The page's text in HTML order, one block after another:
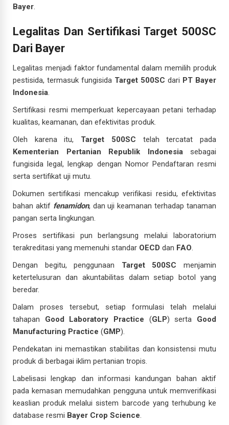
Bayer.
Legalitas Dan Sertifikasi Target 500SC
Dari Bayer
Legalitas menjadi faktor fundamental dalam memilih produk
pestisida, termasuk fungisida Target 500SC dari PT Bayer
Indonesia.
Sertifikasi resmi memperkuat kepercayaan petani terhadap
kualitas, keamanan, dan efektivitas produk.
Oleh karena itu, Target 500SC telah tercatat pada
Kementerian Pertanian Republik Indonesiasebagai
fungisida legal, lengkap dengan Nomor Pendaftaran resmi
serta sertifikat uji mutu.
Dokumen sertifikasi mencakup verifikasi residu, efektivitas
bahan aktif fenamidon, dan uji keamanan terhadap tanaman
pangan serta lingkungan.
Proses sertifikasi pun berlangsung melalui laboratorium
terakreditasi yang memenuhi standar OECD dan FAO.
Dengan begitu, penggunaan Target 500SCmenjamin
ketertelusuran dan akuntabilitas dalam setiap botol yang
beredar.
Dalam proses tersebut, setiap formulasi telah melalui
tahapan Good Laboratory Practice (GLP) serta Good
Manufacturing Practice (GMP).
Pendekatan ini memastikan stabilitas dan konsistensi mutu
produk di berbagai iklim pertanian tropis.
Labelisasi lengkap dan informasi kandungan bahan aktif
pada kemasan memudahkan pengguna untuk memverifikasi
keaslian produk melalui sistem barcode yang terhubung ke
database resmi Bayer Crop Science.